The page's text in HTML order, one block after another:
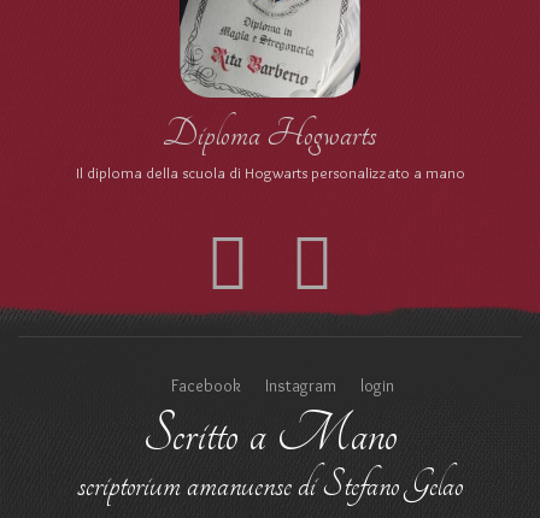
Diploma Hogwarts
Il diploma della scuola di Hogwarts personalizzato a mano
Facebook Instagram login
Scritto a Mano
scriptorium amanuense di Stefano Gelao